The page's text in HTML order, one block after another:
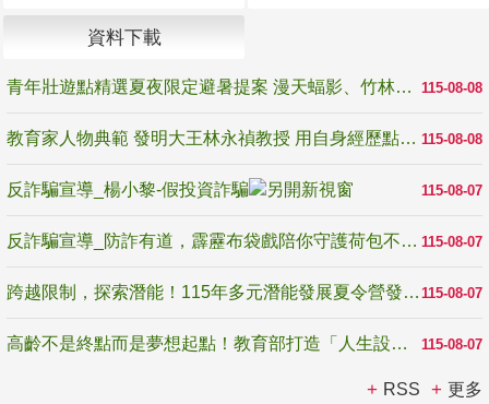
資料下載
115-08-08
青年壯遊點精選夏夜限定避暑提案 漫天蝠影、竹林尋蛙、茶香夜觀 邀青年暮色出發
115-08-08
教育家人物典範 發明大王林永禎教授 用自身經歷點亮學生的路
115-08-07
反詐騙宣導_楊小黎-假投資詐騙
115-08-07
反詐騙宣導_防詐有道，霹靂布袋戲陪你守護荷包不受騙
115-08-07
跨越限制，探索潛能！115年多元潛能發展夏令營發掘生命無限可能
115-08-07
高齡不是終點而是夢想起點！教育部打造「人生設計夢工場」 參展第3屆高齡健康產業博覽會
RSS 更多